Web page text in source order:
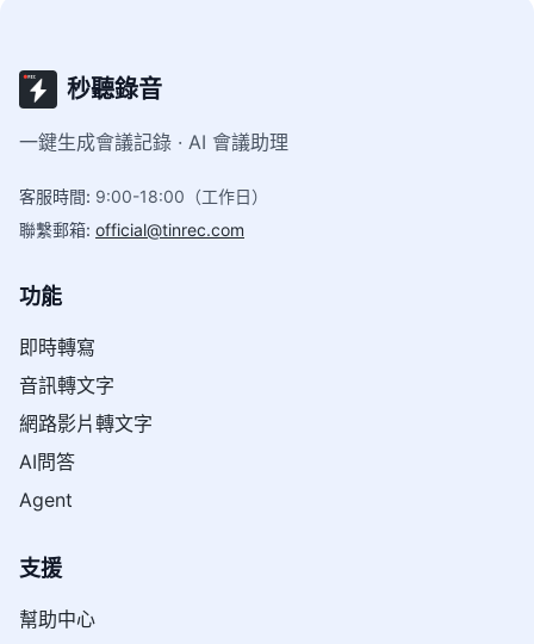
秒聽錄音
一鍵生成會議記錄 · AI 會議助理
客服時間: 9:00-18:00（工作日）
聯繫郵箱: official@tinrec.com
功能
即時轉寫
音訊轉文字
網路影片轉文字
AI問答
Agent
支援
幫助中心